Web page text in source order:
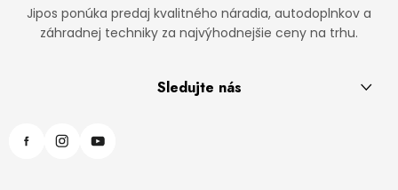
Jipos ponúka predaj kvalitného náradia, autodoplnkov a
záhradnej techniky za najvýhodnejšie ceny na trhu.
Sledujte nás